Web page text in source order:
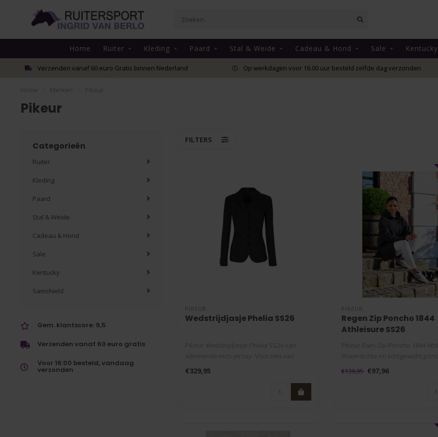
Home Ruiter Kleding Paard Stal & Weide Cadeau & Hond Sale Kentucky
Verzenden vanaf 60 euro Gratis binnen Nederland Op werkdagen voor 16.00 uur besteld zelfde dag verzonden
Pikeur
Categorieën
Ruiter
Kleding
Paard
Stal & Weide
Cadeau & Hond
Sale
Kentucky
Samshield
Gem. klantscore: 9,5
Verzenden vanaf 60 euro gratis
Voor 16:00 besteld, vandaag
verzonden
FILTERS
PIKEUR
Wedstrijdjasje Phelia SS26
mesh ve..
€329,95
PIKEUR
Regen Zip Poncho 1844
Athleisure SS26
€139,95 €97,96